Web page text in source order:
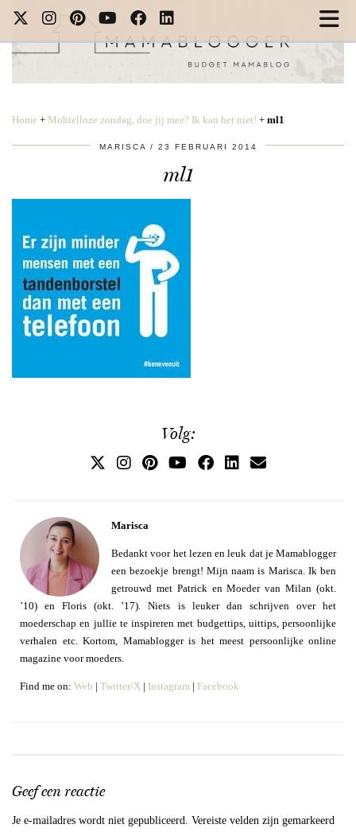
Home + Mobielloze zondag, doe jij mee? Ik kan het niet! + ml1
MARISCA 23 FEBRUARI 2014
ml1
Volg:
Marisca
Bedankt voor het lezen en leuk dat je Mamablogger
een bezoekje brengt! Mijn naam is Marisca. Ik ben
getrouwd met Patrick en Moeder van Milan (okt.
’10) en Floris (okt. ’17). Niets is leuker dan schrijven over het
moederschap en jullie te inspireren met budgettips, uittips, persoonlijke
verhalen etc. Kortom, Mamablogger is het meest persoonlijke online
magazine voor moeders.
Find me on: Web | Twitter/X | Instagram | Facebook
Geef een reactie
Je e-mailadres wordt niet gepubliceerd. Vereiste velden zijn gemarkeerd